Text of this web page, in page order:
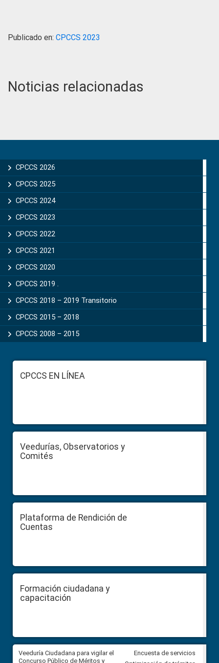
Publicado en: CPCCS 2023
Noticias relacionadas
Sidebar
CPCCS 2026
CPCCS 2025
CPCCS 2024
CPCCS 2023
CPCCS 2022
CPCCS 2021
CPCCS 2020
CPCCS 2019 .
CPCCS 2018 – 2019 Transitorio
CPCCS 2015 – 2018
CPCCS 2008 – 2015
FooterCPCCS EN LÍNEA
Veedurías, Observatorios y
Comités
Plataforma de Rendición de
Cuentas
Formación ciudadana y
capacitación
Veeduría Ciudadana para vigilar el
Concurso Público de Méritos y
Veeduría Ciudadana para
construcción del asfaltado de
Encuesta de servicios